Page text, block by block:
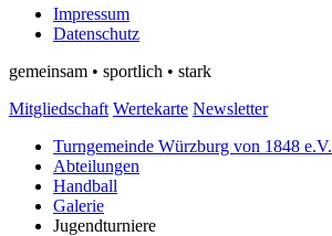
Impressum
Datenschutz
gemeinsam • sportlich • stark
Mitgliedschaft Wertekarte Newsletter
Turngemeinde Würzburg von 1848 e.V.
Abteilungen
Handball
Galerie
Jugendturniere